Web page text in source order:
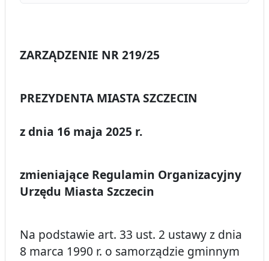
ZARZĄDZENIE NR 219/25
PREZYDENTA MIASTA SZCZECIN
z dnia 16 maja 2025 r.
zmieniające Regulamin Organizacyjny
Urzędu Miasta Szczecin
Na podstawie art. 33 ust. 2 ustawy z dnia
8 marca 1990 r. o samorządzie gminnym